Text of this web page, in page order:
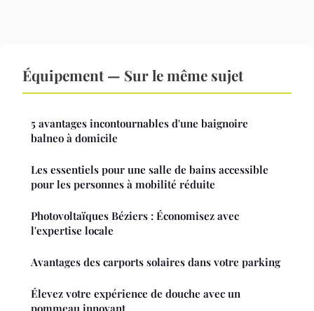
Équipement — Sur le même sujet
5 avantages incontournables d'une baignoire
balneo à domicile
Les essentiels pour une salle de bains accessible
pour les personnes à mobilité réduite
Photovoltaïques Béziers : Économisez avec
l'expertise locale
Avantages des carports solaires dans votre parking
Élevez votre expérience de douche avec un
pommeau innovant